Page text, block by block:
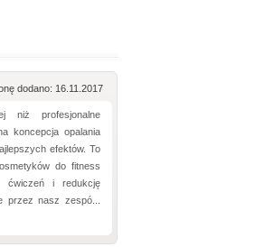
dodano: 16.11.2017
niż profesjonalne
koncepcja opalania
efektów. To
do fitness
ćwiczeń i redukcję
przez nasz zespó...